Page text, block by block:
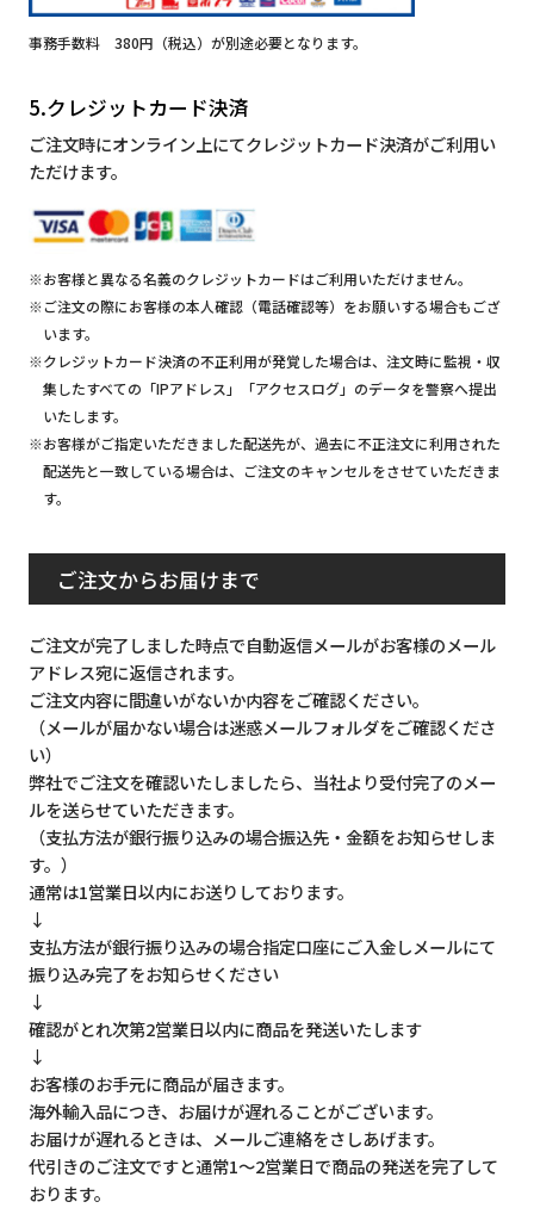
事務手数料 380円（税込）が別途必要となります。
5.クレジットカード決済
ご注文時にオンライン上にてクレジットカード決済がご利用い
ただけます。
※お客様と異なる名義のクレジットカードはご利用いただけません。
※ご注文の際にお客様の本人確認（電話確認等）をお願いする場合もござ
います。
※クレジットカード決済の不正利用が発覚した場合は、注文時に監視・収
集したすべての「IPアドレス」「アクセスログ」のデータを警察へ提出
いたします。
※お客様がご指定いただきました配送先が、過去に不正注文に利用された
配送先と一致している場合は、ご注文のキャンセルをさせていただきま
す。
ご注文からお届けまで
ご注文が完了しました時点で自動返信メールがお客様のメール
アドレス宛に返信されます。
ご注文内容に間違いがないか内容をご確認ください。
（メールが届かない場合は迷惑メールフォルダをご確認くださ
い）
弊社でご注文を確認いたしましたら、当社より受付完了のメー
ルを送らせていただきます。
（支払方法が銀行振り込みの場合振込先・金額をお知らせしま
す。）
通常は1営業日以内にお送りしております。
↓
支払方法が銀行振り込みの場合指定口座にご入金しメールにて
振り込み完了をお知らせください
↓
確認がとれ次第2営業日以内に商品を発送いたします
↓
お客様のお手元に商品が届きます。
海外輸入品につき、お届けが遅れることがございます。
お届けが遅れるときは、メールご連絡をさしあげます。
代引きのご注文ですと通常1～2営業日で商品の発送を完了して
おります。